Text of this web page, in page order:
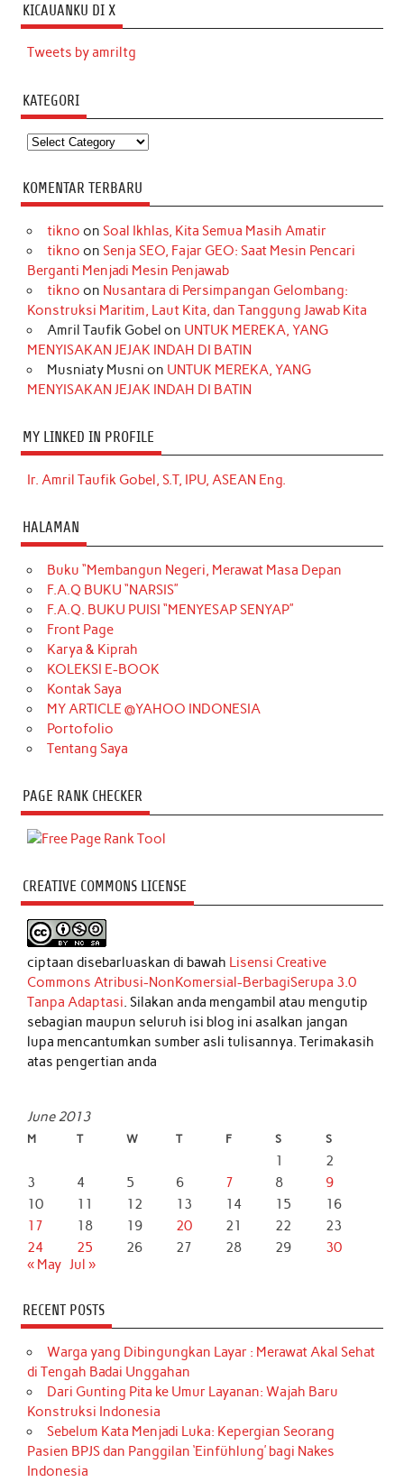
KICAUANKU DI X
Tweets by amriltg
KATEGORI
Kategori
KOMENTAR TERBARU
tikno on Soal Ikhlas, Kita Semua Masih Amatir
tikno on Senja SEO, Fajar GEO: Saat Mesin Pencari
Berganti Menjadi Mesin Penjawab
tikno on Nusantara di Persimpangan Gelombang:
Konstruksi Maritim, Laut Kita, dan Tanggung Jawab Kita
Amril Taufik Gobel on UNTUK MEREKA, YANG
MENYISAKAN JEJAK INDAH DI BATIN
Musniaty Musni on UNTUK MEREKA, YANG
MENYISAKAN JEJAK INDAH DI BATIN
MY LINKED IN PROFILE
Ir. Amril Taufik Gobel, S.T, IPU, ASEAN Eng.
HALAMAN
Buku “Membangun Negeri, Merawat Masa Depan
F.A.Q BUKU “NARSIS”
F.A.Q. BUKU PUISI “MENYESAP SENYAP”
Front Page
Karya & Kiprah
KOLEKSI E-BOOK
Kontak Saya
MY ARTICLE @YAHOO INDONESIA
Portofolio
Tentang Saya
PAGE RANK CHECKER
CREATIVE COMMONS LICENSE
ciptaan disebarluaskan di bawah Lisensi Creative
Commons Atribusi-NonKomersial-BerbagiSerupa 3.0
Tanpa Adaptasi. Silakan anda mengambil atau mengutip
sebagian maupun seluruh isi blog ini asalkan jangan
lupa mencantumkan sumber asli tulisannya. Terimakasih
atas pengertian anda
June 2013
M T W T F S S
1
2
3
4 5 6 7 8
9
10
11 12 13 14 15
16
17
18 19 20 21 22
23
24
25 26 27 28 29
30
« May Jul »
RECENT POSTS
Warga yang Dibingungkan Layar : Merawat Akal Sehat
di Tengah Badai Unggahan
Dari Gunting Pita ke Umur Layanan: Wajah Baru
Konstruksi Indonesia
Sebelum Kata Menjadi Luka: Kepergian Seorang
Pasien BPJS dan Panggilan ‘Einfühlung’ bagi Nakes
Indonesia